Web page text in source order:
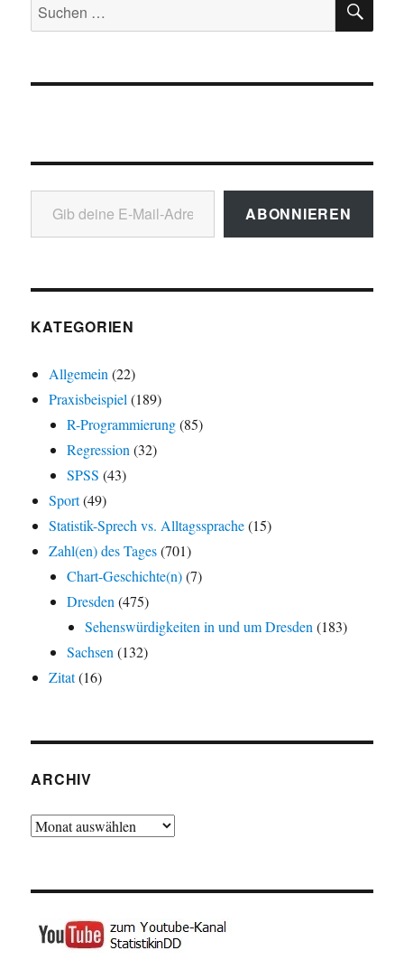
Suchen
nach:
Gib deine E-Mail-Adresse ein ...
ABONNIEREN
KATEGORIEN
Allgemein (22)
Praxisbeispiel (189)
R-Programmierung(85)
Regression (32)
SPSS (43)
Sport(49)
Statistik-Sprech vs. Alltagssprache(15)
Zahl(en) des Tages(701)
Chart-Geschichte(n)(7)
Dresden (475)
Sehenswürdigkeiten in und um Dresden (183)
Sachsen (132)
Zitat(16)
ARCHIV
Archiv